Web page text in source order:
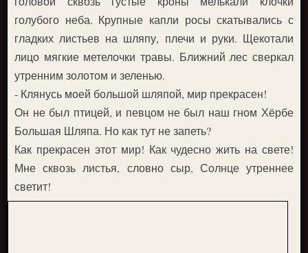
голубого неба. Крупные капли росы скатывались с
гладких листьев на шляпу, плечи и руки. Щекотали
лицо мягкие метелочки травы. Ближний лес сверкал
утренним золотом и зеленью.
- Клянусь моей большой шляпой, мир прекрасен!
Он не был птицей, и певцом не был наш гном Хёрбе
Большая Шляпа. Но как тут не запеть?
Как прекрасен этот мир! Как чудесно жить на свете!
Мне сквозь листья, словно сыр, Солнце утреннее
светит!